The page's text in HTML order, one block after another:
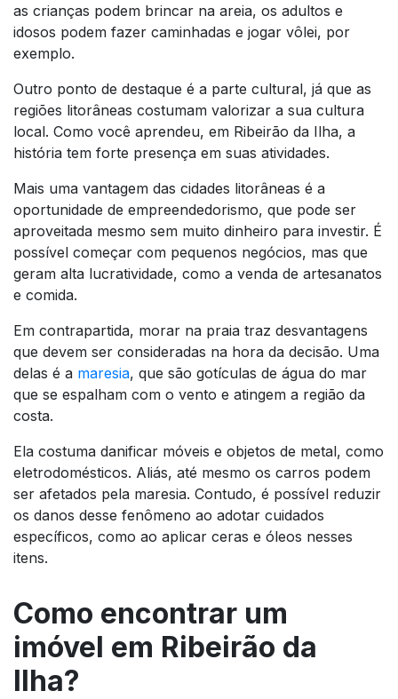
as crianças podem brincar na areia, os adultos e
idosos podem fazer caminhadas e jogar vôlei, por
exemplo.
Outro ponto de destaque é a parte cultural, já que as
regiões litorâneas costumam valorizar a sua cultura
local. Como você aprendeu, em Ribeirão da Ilha, a
história tem forte presença em suas atividades.
Mais uma vantagem das cidades litorâneas é a
oportunidade de empreendedorismo, que pode ser
aproveitada mesmo sem muito dinheiro para investir. É
possível começar com pequenos negócios, mas que
geram alta lucratividade, como a venda de artesanatos
e comida.
Em contrapartida, morar na praia traz desvantagens
que devem ser consideradas na hora da decisão. Uma
delas é a maresia, que são gotículas de água do mar
que se espalham com o vento e atingem a região da
costa.
Ela costuma danificar móveis e objetos de metal, como
eletrodomésticos. Aliás, até mesmo os carros podem
ser afetados pela maresia. Contudo, é possível reduzir
os danos desse fenômeno ao adotar cuidados
específicos, como ao aplicar ceras e óleos nesses
itens.
Como encontrar um
imóvel em Ribeirão da
Ilha?